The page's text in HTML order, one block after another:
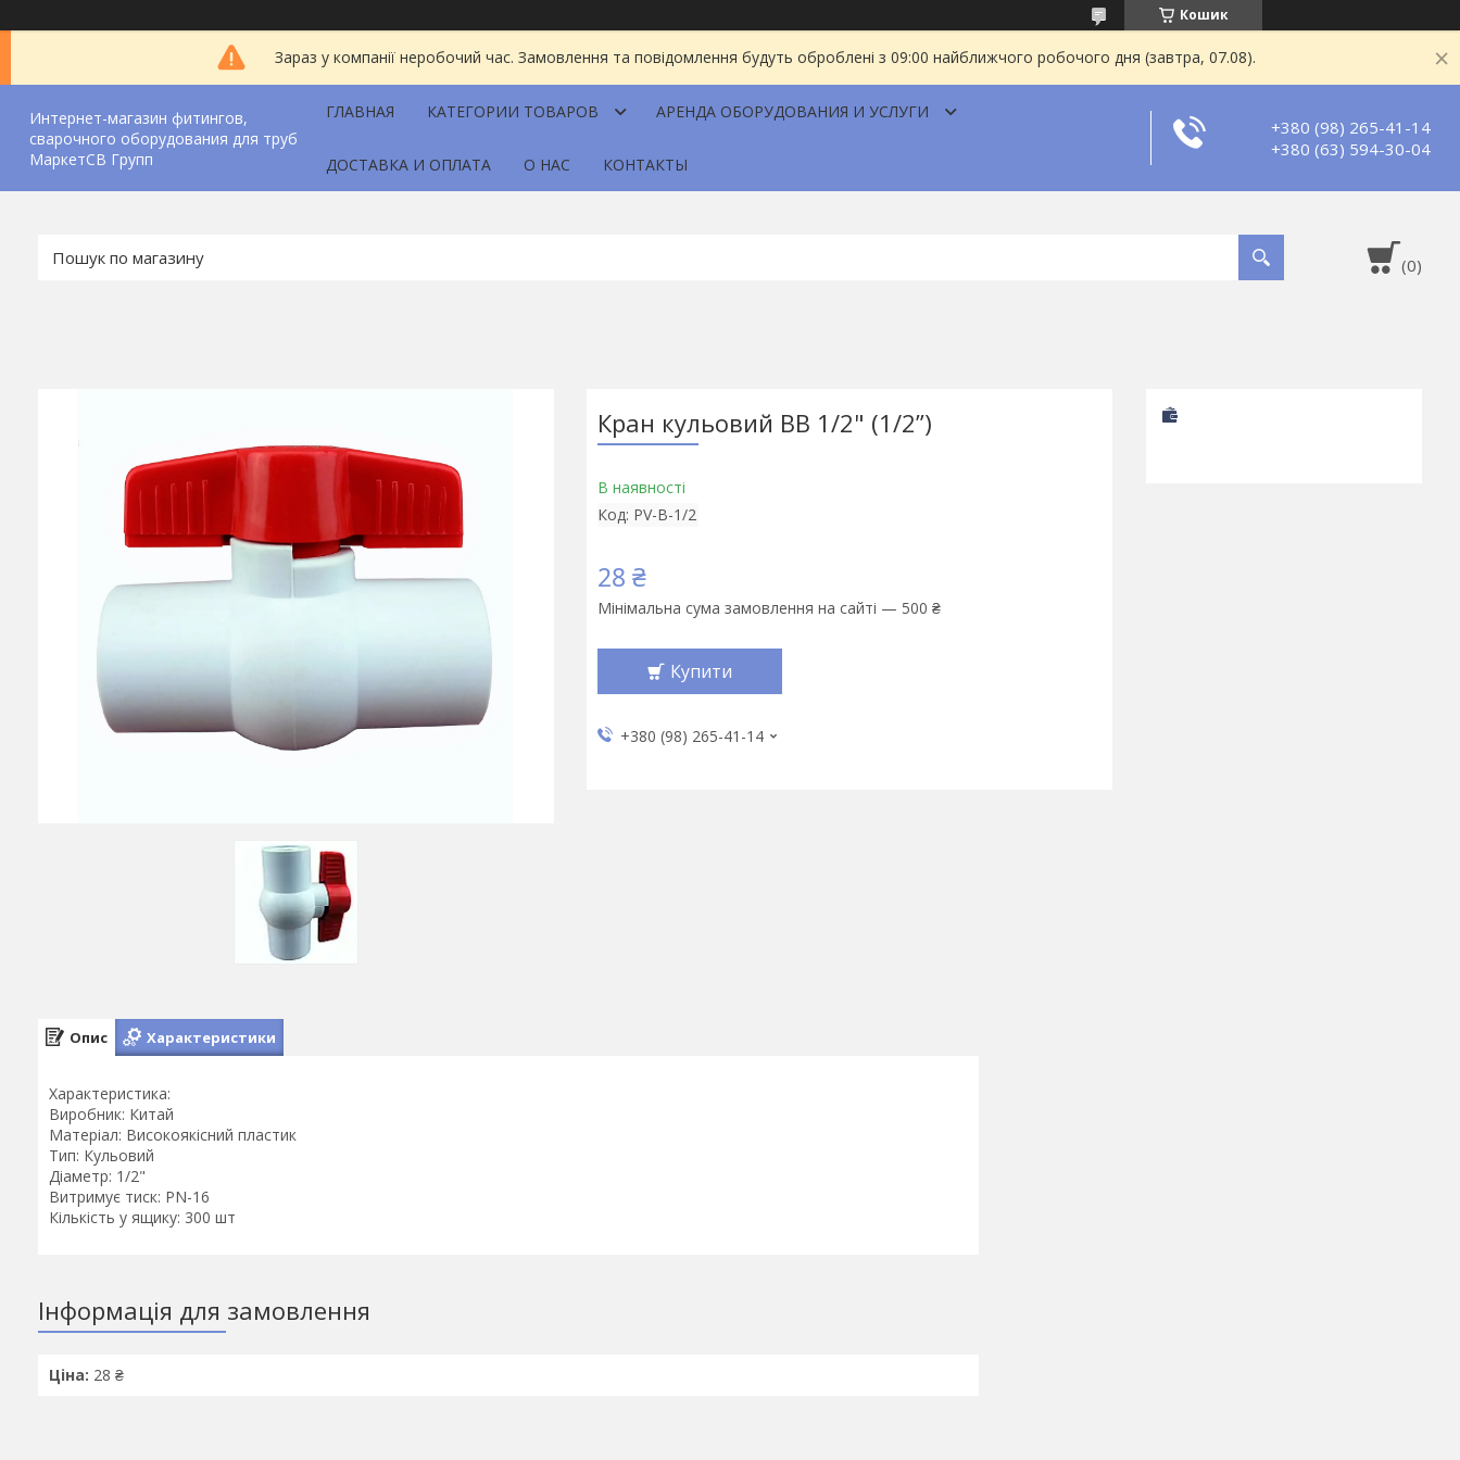
Кошик
Зараз у компанії неробочий час. Замовлення та повідомлення будуть оброблені з 09:00 найближчого робочого дня (завтра, 07.08).
Интернет-магазин фитингов,
сварочного оборудования для труб
МаркетСВ Групп
ГЛАВНАЯ КАТЕГОРИИ ТОВАРОВ АРЕНДА ОБОРУДОВАНИЯ И УСЛУГИ
ДОСТАВКА И ОПЛАТА О НАС КОНТАКТЫ
+380 (98) 265-41-14
+380 (63) 594-30-04
Кран кульовий ВВ 1/2" (1/2”)
В наявності
Код: PV-B-1/2
28 ₴
Мінімальна сума замовлення на сайті — 500 ₴
Купити
+380 (98) 265-41-14
Опис Характеристики
Характеристика:
Виробник: Китай
Матеріал: Високоякісний пластик
Тип: Кульовий
Діаметр: 1/2"
Витримує тиск: PN-16
Кількість у ящику: 300 шт
Інформація для замовлення
Ціна: 28 ₴